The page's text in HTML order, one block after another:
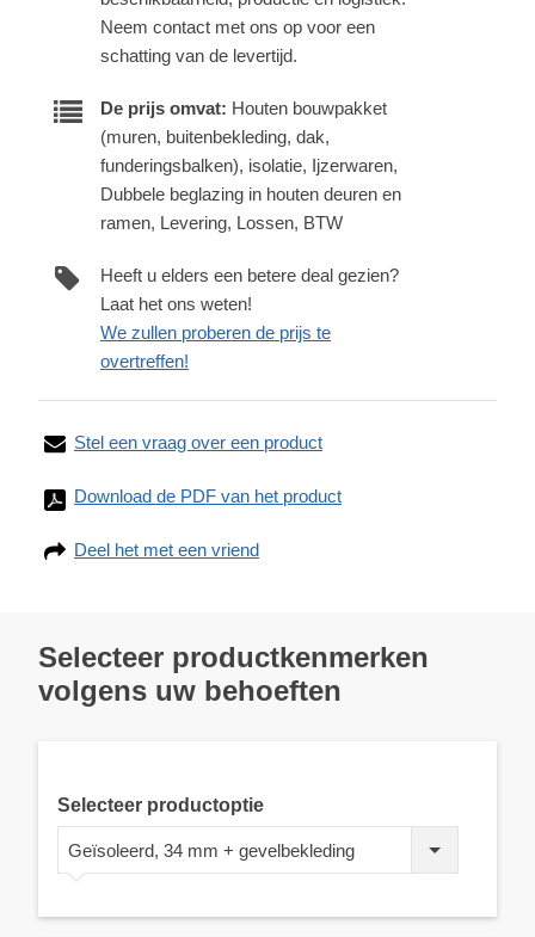
Neem contact met ons op voor een
schatting van de levertijd.
De prijs omvat: Houten bouwpakket
(muren, buitenbekleding, dak,
funderingsbalken), isolatie, Ijzerwaren,
Dubbele beglazing in houten deuren en
ramen, Levering, Lossen, BTW
Heeft u elders een betere deal gezien?
Laat het ons weten!
We zullen proberen de prijs te
overtreffen!
Stel een vraag over een product
Download de PDF van het product
Deel het met een vriend
Selecteer productkenmerken
volgens uw behoeften
Selecteer productoptie
Geïsoleerd, 34 mm + gevelbekleding